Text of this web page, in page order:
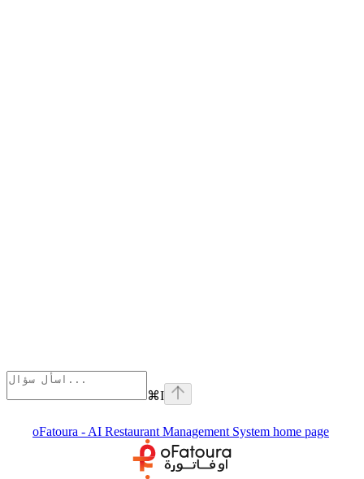
⌘I
oFatoura - AI Restaurant Management System home page